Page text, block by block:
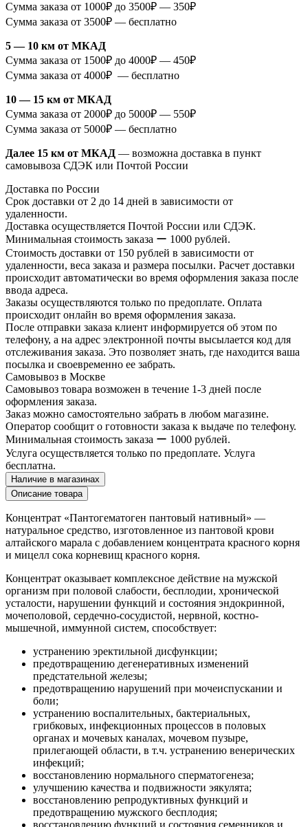
Сумма заказа от 1000₽ до 3500₽ — 350₽
Сумма заказа от 3500₽ — бесплатно
5 — 10 км от МКАД
Сумма заказа от 1500₽ до 4000₽ — 450₽
Сумма заказа от 4000₽ — бесплатно
10 — 15 км от МКАД
Сумма заказа от 2000₽ до 5000₽ — 550₽
Сумма заказа от 5000₽ — бесплатно
Далее 15 км от МКАД — возможна доставка в пункт
самовывоза СДЭК или Почтой России
Доставка по России
Срок доставки от 2 до 14 дней в зависимости от
удаленности.
Доставка осуществляется Почтой России или СДЭК.
Минимальная стоимость заказа ー 1000 рублей.
Стоимость доставки от 150 рублей в зависимости от
удаленности, веса заказа и размера посылки. Расчет доставки
происходит автоматически во время оформления заказа после
ввода адреса.
Заказы осуществляются только по предоплате. Оплата
происходит онлайн во время оформления заказа.
После отправки заказа клиент информируется об этом по
телефону, а на адрес электронной почты высылается код для
отслеживания заказа. Это позволяет знать, где находится ваша
посылка и своевременно ее забрать.
Самовывоз в Москве
Самовывоз товара возможен в течение 1-3 дней после
оформления заказа.
Заказ можно самостоятельно забрать в любом магазине.
Оператор сообщит о готовности заказа к выдаче по телефону.
Минимальная стоимость заказа ー 1000 рублей.
Услуга осуществляется только по предоплате. Услуга
бесплатна.
Наличие в магазинах
Описание товара
Концентрат «Пантогематоген пантовый нативный» —
натуральное средство, изготовленное из пантовой крови
алтайского марала с добавлением концентрата красного корня
и мицелл сока корневищ красного корня.
Концентрат оказывает комплексное действие на мужской
организм при половой слабости, бесплодии, хронической
усталости, нарушении функций и состояния эндокринной,
мочеполовой, сердечно-сосудистой, нервной, костно-
мышечной, иммунной систем, способствует:
устранению эректильной дисфункции;
предотвращению дегенеративных изменений
предстательной железы;
предотвращению нарушений при мочеиспускании и
боли;
устранению воспалительных, бактериальных,
грибковых, инфекционных процессов в половых
органах и мочевых каналах, мочевом пузыре,
прилегающей области, в т.ч. устранению венерических
инфекций;
восстановлению нормального сперматогенеза;
улучшению качества и подвижности эякулята;
восстановлению репродуктивных функций и
предотвращению мужского бесплодия;
восстановлению функций и состояния семенников и